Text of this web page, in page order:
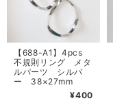
【688-A1】4pcs
不規則リング メタ
ルパーツ シルバ
ー 38×27mm
¥400